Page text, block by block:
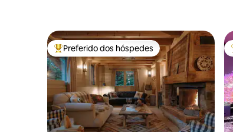
Entre os melhores preferidos dos hóspedes
Preferido dos hóspedes